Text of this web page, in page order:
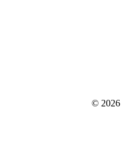
© 2026